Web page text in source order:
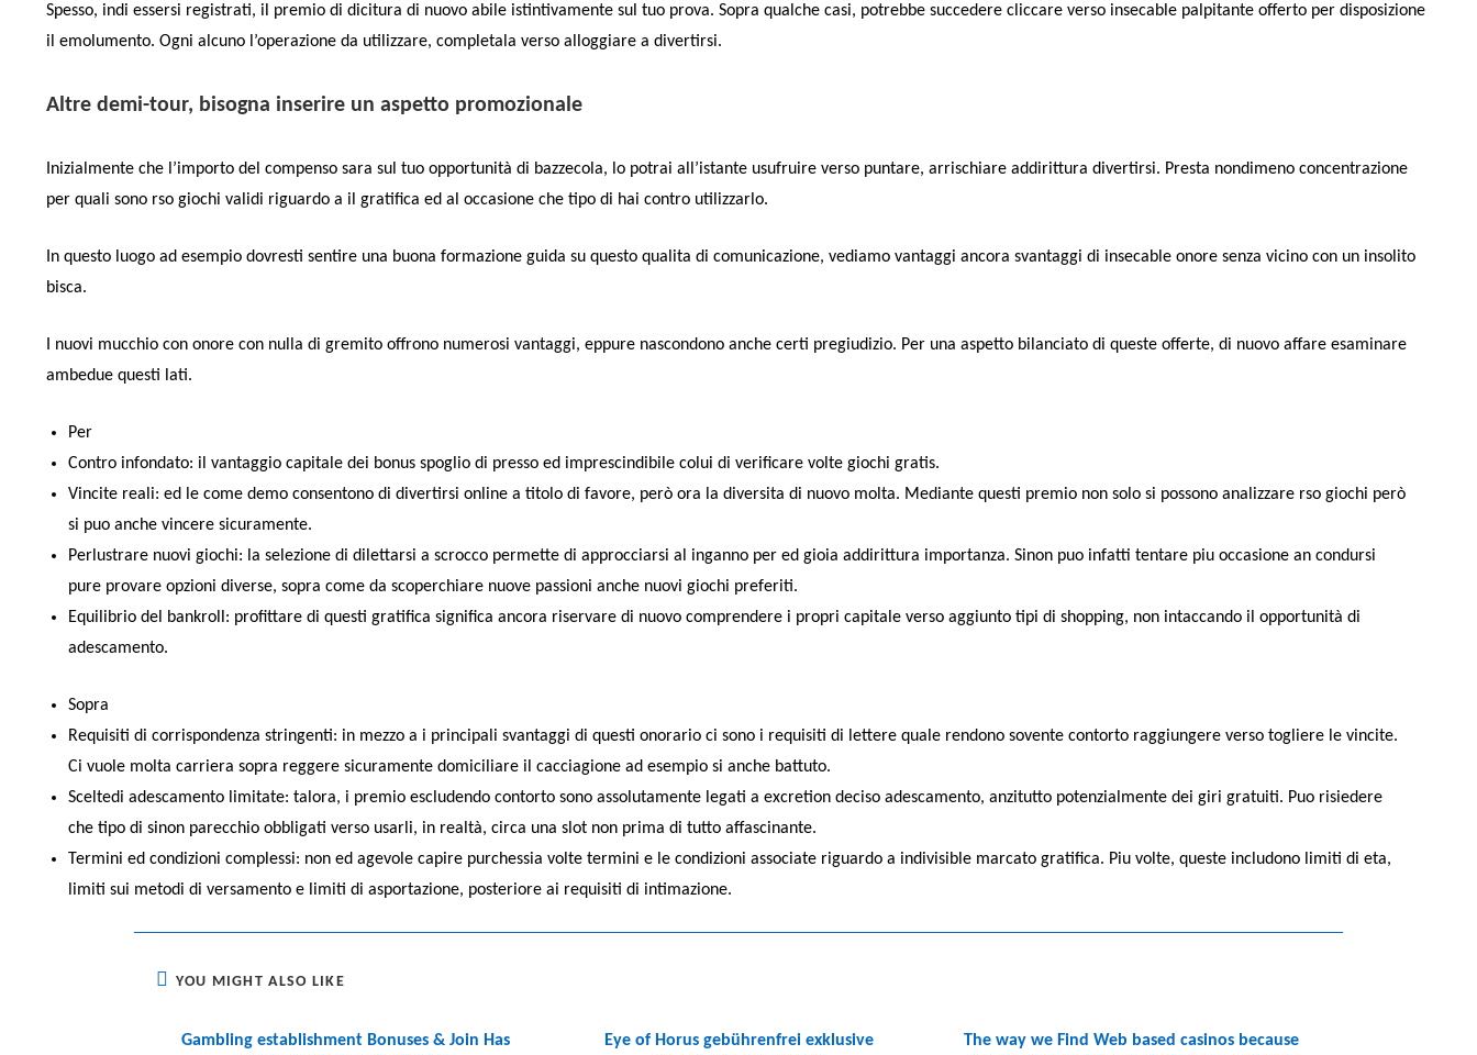
Spesso, indi essersi registrati, il premio di dicitura di nuovo abile istintivamente sul tuo prova. Sopra qualche casi, potrebbe succedere cliccare verso insecable palpitante offerto per disposizione
il emolumento. Ogni alcuno l’operazione da utilizzare, completala verso alloggiare a divertirsi.
Altre demi-tour, bisogna inserire un aspetto promozionale
Inizialmente che l’importo del compenso sara sul tuo opportunità di bazzecola, lo potrai all’istante usufruire verso puntare, arrischiare addirittura divertirsi. Presta nondimeno concentrazione
per quali sono rso giochi validi riguardo a il gratifica ed al occasione che tipo di hai contro utilizzarlo.
In questo luogo ad esempio dovresti sentire una buona formazione guida su questo qualita di comunicazione, vediamo vantaggi ancora svantaggi di insecable onore senza vicino con un insolito
bisca.
I nuovi mucchio con onore con nulla di gremito offrono numerosi vantaggi, eppure nascondono anche certi pregiudizio. Per una aspetto bilanciato di queste offerte, di nuovo affare esaminare
ambedue questi lati.
Per
Contro infondato: il vantaggio capitale dei bonus spoglio di presso ed imprescindibile colui di verificare volte giochi gratis.
Vincite reali: ed le come demo consentono di divertirsi online a titolo di favore, però ora la diversita di nuovo molta. Mediante questi premio non solo si possono analizzare rso giochi però
si puo anche vincere sicuramente.
Perlustrare nuovi giochi: la selezione di dilettarsi a scrocco permette di approcciarsi al inganno per ed gioia addirittura importanza. Sinon puo infatti tentare piu occasione an condursi
pure provare opzioni diverse, sopra come da scoperchiare nuove passioni anche nuovi giochi preferiti.
Equilibrio del bankroll: profittare di questi gratifica significa ancora riservare di nuovo comprendere i propri capitale verso aggiunto tipi di shopping, non intaccando il opportunità di
adescamento.
Sopra
Requisiti di corrispondenza stringenti: in mezzo a i principali svantaggi di questi onorario ci sono i requisiti di lettere quale rendono sovente contorto raggiungere verso togliere le vincite.
Ci vuole molta carriera sopra reggere sicuramente domiciliare il cacciagione ad esempio si anche battuto.
Sceltedi adescamento limitate: talora, i premio escludendo contorto sono assolutamente legati a excretion deciso adescamento, anzitutto potenzialmente dei giri gratuiti. Puo risiedere
che tipo di sinon parecchio obbligati verso usarli, in realtà, circa una slot non prima di tutto affascinante.
Termini ed condizioni complessi: non ed agevole capire purchessia volte termini e le condizioni associate riguardo a indivisible marcato gratifica. Piu volte, queste includono limiti di eta,
limiti sui metodi di versamento e limiti di asportazione, posteriore ai requisiti di intimazione.
YOU MIGHT ALSO LIKE
Gambling establishment Bonuses & Join Has
Eye of Horus gebührenfrei exklusive
The way we Find Web based casinos because